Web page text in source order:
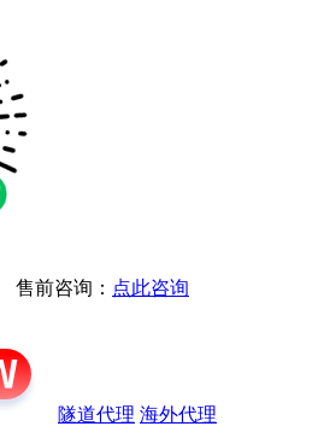
售前咨询： 点此咨询
隧道代理 海外代理